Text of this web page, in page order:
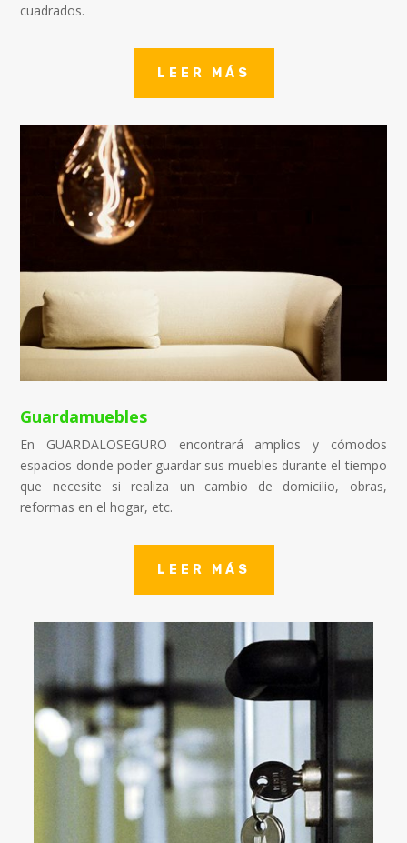
cuadrados.
LEER MÁS
Guardamuebles
En GUARDALOSEGURO encontrará amplios y cómodos
espacios donde poder guardar sus muebles durante el tiempo
que necesite si realiza un cambio de domicilio, obras,
reformas en el hogar, etc.
LEER MÁS